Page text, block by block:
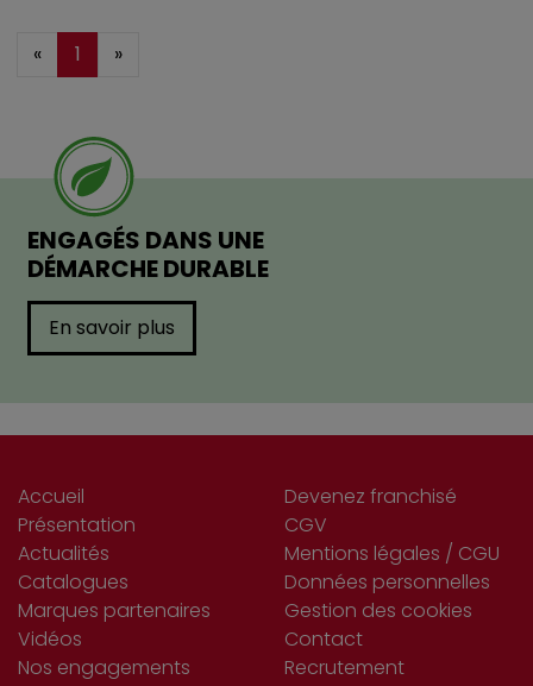
« 1 »
ENGAGÉS DANS UNE
DÉMARCHE DURABLE
En savoir plus
Accueil
Présentation
Actualités
Catalogues
Marques partenaires
Vidéos
Nos engagements
Devenez franchisé
CGV
Mentions légales / CGU
Données personnelles
Gestion des cookies
Contact
Recrutement